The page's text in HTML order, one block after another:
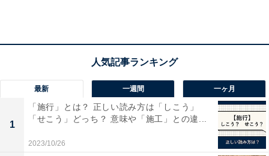
男女別／文理別の傾向は
最新 一週間 一ヶ月
1
「施行」とは？ 正しい読み方は「しこう」
「せこう」どっち？ 意味や「施工」との違...
2023/10/26